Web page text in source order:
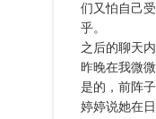
们又怕自己
乎。
之后的聊天
昨晚在我微
是的，前阵
婷婷说她在